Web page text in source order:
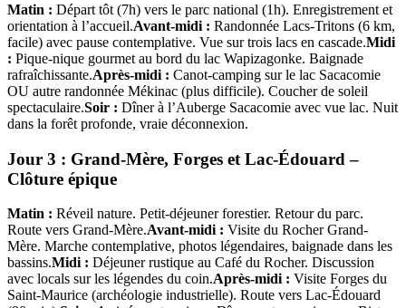
Matin : Départ tôt (7h) vers le parc national (1h). Enregistrement et
orientation à l’accueil.Avant-midi : Randonnée Lacs-Tritons (6 km,
facile) avec pause contemplative. Vue sur trois lacs en cascade.Midi
: Pique-nique gourmet au bord du lac Wapizagonke. Baignade
rafraîchissante.Après-midi : Canot-camping sur le lac Sacacomie
OU autre randonnée Mékinac (plus difficile). Coucher de soleil
spectaculaire.Soir : Dîner à l’Auberge Sacacomie avec vue lac. Nuit
dans la forêt profonde, vraie déconnexion.
Jour 3 : Grand-Mère, Forges et Lac-Édouard –
Clôture épique
Matin : Réveil nature. Petit-déjeuner forestier. Retour du parc.
Route vers Grand-Mère.Avant-midi : Visite du Rocher Grand-
Mère. Marche contemplative, photos légendaires, baignade dans les
bassins.Midi : Déjeuner rustique au Café du Rocher. Discussion
avec locals sur les légendes du coin.Après-midi : Visite Forges du
Saint-Maurice (archéologie industrielle). Route vers Lac-Édouard